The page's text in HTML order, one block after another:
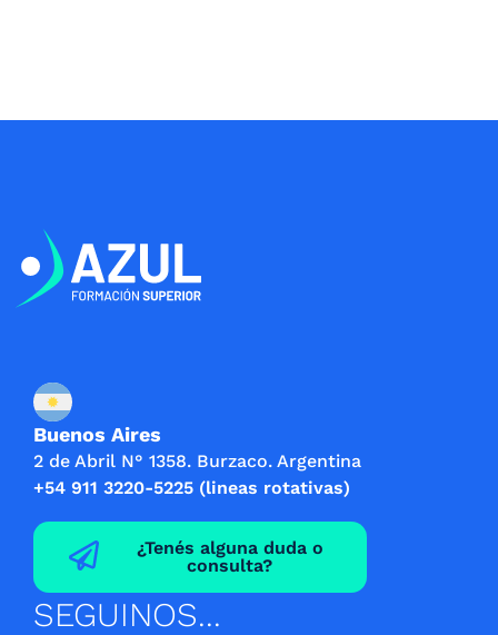
Buenos Aires
2 de Abril N° 1358. Burzaco. Argentina
+54 911 3220-5225 (lineas rotativas)
¿Tenés alguna duda o
consulta?
SEGUINOS...